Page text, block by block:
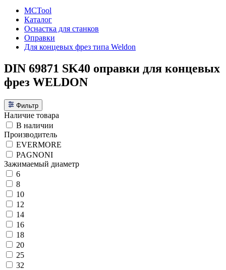
MCTool
Каталог
Оснастка для станков
Оправки
Для концевых фрез типа Weldon
DIN 69871 SK40 оправки для концевых
фрез WELDON
Фильтр
Наличие товара
В наличии
Производитель
EVERMORE
PAGNONI
Зажимаемый диаметр
6
8
10
12
14
16
18
20
25
32